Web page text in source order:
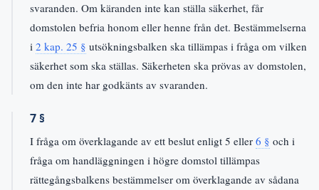
svaranden. Om käranden inte kan ställa säkerhet, får
domstolen befria honom eller henne från det. Bestämmelserna
i 2 kap. 25 § utsökningsbalken ska tillämpas i fråga om vilken
säkerhet som ska ställas. Säkerheten ska prövas av domstolen,
om den inte har godkänts av svaranden.
7 §
I fråga om överklagande av ett beslut enligt 5 eller 6 § och i
fråga om handläggningen i högre domstol tillämpas
rättegångsbalkens bestämmelser om överklagande av sådana